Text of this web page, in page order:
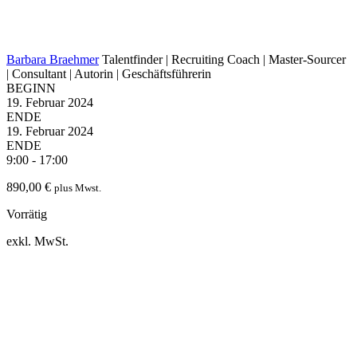
Barbara Braehmer Talentfinder | Recruiting Coach | Master-Sourcer
| Consultant | Autorin | Geschäftsführerin
BEGINN
19. Februar 2024
ENDE
19. Februar 2024
ENDE
9:00 - 17:00
890,00 € plus Mwst.
Vorrätig
exkl. MwSt.